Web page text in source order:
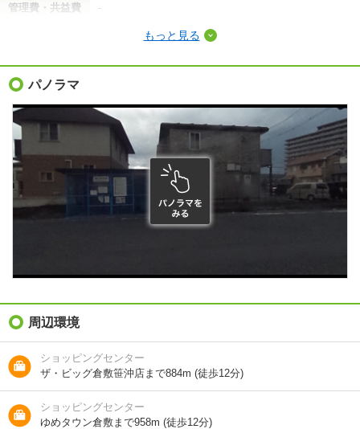
管理費・共益費 -
礼金（敷引・償
却金）
間取り / 専有面
積
ワンルーム /25.92m²
種別 / 構造 アパート 軽量鉄骨
築年 / 築年月 築37年 1990年2月
総戸数 14戸
向き
地図を見る
交通
水島臨海鉄道/西富井駅 歩22分
もっと見る
パノラマ
周辺環境
ショッピングセンター
ザ・ビッグ倉敷笹沖店まで884m (徒歩12分)
ショッピングセンター
ゆめタウン倉敷まで958m (徒歩12分)